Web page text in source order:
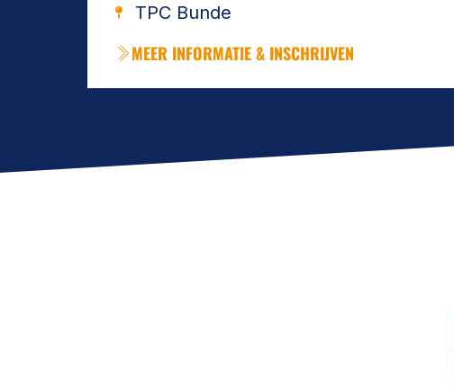
TPC Bunde
MEER INFORMATIE & INSCHRIJVEN